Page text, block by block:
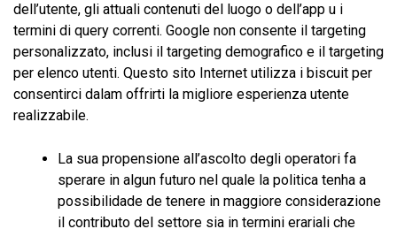
dell’utente, gli attuali contenuti del luogo o dell’app u i
termini di query correnti. Google non consente il targeting
personalizzato, inclusi il targeting demografico e il targeting
per elenco utenti. Questo sito Internet utilizza i biscuit per
consentirci dalam offrirti la migliore esperienza utente
realizzabile.
La sua propensione all’ascolto degli operatori fa
sperare in algun futuro nel quale la politica tenha a
possibilidade de tenere in maggiore considerazione
il contributo del settore sia in termini erariali che